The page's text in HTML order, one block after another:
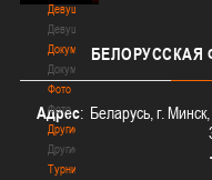
Девушки
Девушки
Документы
Документы
Фото
Фото
Другие
Другие
Турнир
БЕЛОРУССКАЯ
Адрес: Беларусь, г.